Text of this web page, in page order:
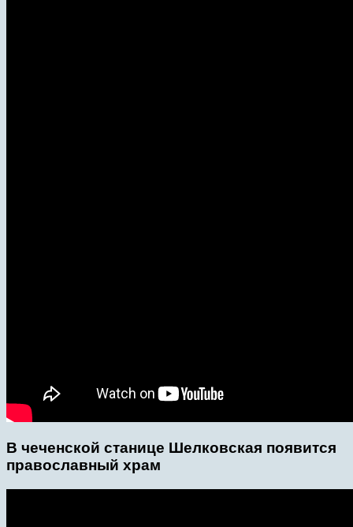
В чеченской станице Шелковская появится
православный храм